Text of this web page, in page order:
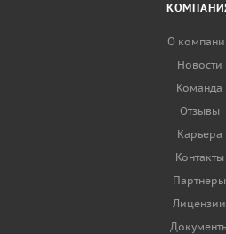
О
Новости
Команда
Отзывы
Карьера
Контакты
Партнеры
Лицензии